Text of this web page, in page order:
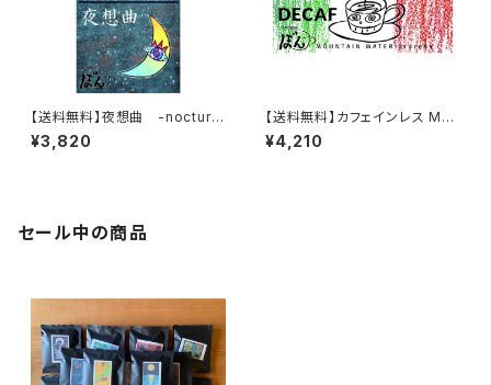
【送料無料】夜想曲 -nocturn
e- 400gセット
¥3,820
【送料無料】カフェインレス MEX
ICO DECAF 400gセット
¥4,210
セール中の商品